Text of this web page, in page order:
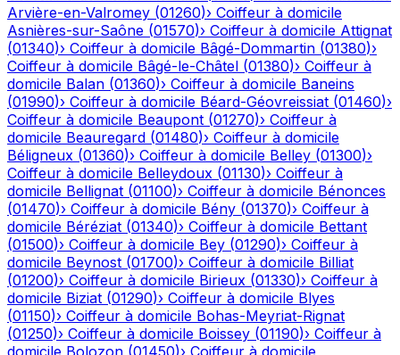
Arvière-en-Valromey (01260)› Coiffeur à domicile
Asnières-sur-Saône (01570)› Coiffeur à domicile Attignat
(01340)› Coiffeur à domicile Bâgé-Dommartin (01380)›
Coiffeur à domicile Bâgé-le-Châtel (01380)› Coiffeur à
domicile Balan (01360)› Coiffeur à domicile Baneins
(01990)› Coiffeur à domicile Béard-Géovreissiat (01460)›
Coiffeur à domicile Beaupont (01270)› Coiffeur à
domicile Beauregard (01480)› Coiffeur à domicile
Béligneux (01360)› Coiffeur à domicile Belley (01300)›
Coiffeur à domicile Belleydoux (01130)› Coiffeur à
domicile Bellignat (01100)› Coiffeur à domicile Bénonces
(01470)› Coiffeur à domicile Bény (01370)› Coiffeur à
domicile Béréziat (01340)› Coiffeur à domicile Bettant
(01500)› Coiffeur à domicile Bey (01290)› Coiffeur à
domicile Beynost (01700)› Coiffeur à domicile Billiat
(01200)› Coiffeur à domicile Birieux (01330)› Coiffeur à
domicile Biziat (01290)› Coiffeur à domicile Blyes
(01150)› Coiffeur à domicile Bohas-Meyriat-Rignat
(01250)› Coiffeur à domicile Boissey (01190)› Coiffeur à